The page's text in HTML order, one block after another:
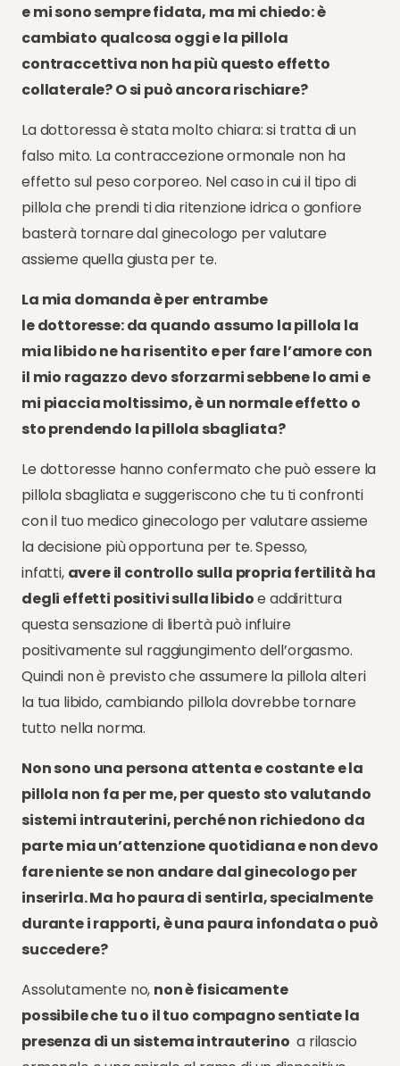
e mi sono sempre fidata, ma mi chiedo: è
cambiato qualcosa oggi e la pillola
contraccettiva non ha più questo effetto
collaterale? O si può ancora rischiare?
La dottoressa è stata molto chiara: si tratta di un
falso mito. La contraccezione ormonale non ha
effetto sul peso corporeo. Nel caso in cui il tipo di
pillola che prendi ti dia ritenzione idrica o gonfiore
basterà tornare dal ginecologo per valutare
assieme quella giusta per te.
La mia domanda è per entrambe
le dottoresse: da quando assumo la pillola la
mia libido ne ha risentito e per fare l’amore con
il mio ragazzo devo sforzarmi sebbene lo ami e
mi piaccia moltissimo, è un normale effetto o
sto prendendo la pillola sbagliata?
Le dottoresse hanno confermato che può essere la
pillola sbagliata e suggeriscono che tu ti confronti
con il tuo medico ginecologo per valutare assieme
la decisione più opportuna per te. Spesso,
infatti, avere il controllo sulla propria fertilità ha
degli effetti positivi sulla libidoe addirittura
questa sensazione di libertà può influire
positivamente sul raggiungimento dell’orgasmo.
Quindi non è previsto che assumere la pillola alteri
la tua libido, cambiando pillola dovrebbe tornare
tutto nella norma.
Non sono una persona attenta e costante e la
pillola non fa per me, per questo sto valutando
sistemi intrauterini, perché non richiedono da
parte mia un’attenzione quotidiana e non devo
fare niente se non andare dal ginecologo per
inserirla. Ma ho paura di sentirla, specialmente
durante i rapporti, è una paura infondata o può
succedere?
Assolutamente no, non è fisicamente
possibile che tu o il tuo compagno sentiate la
presenza di un sistema intrauterino a rilascio